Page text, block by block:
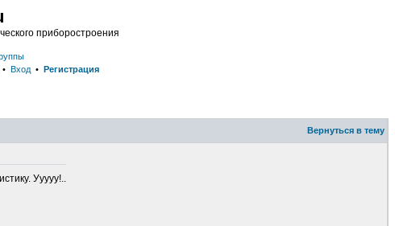
приборостроения
• Вход • Регистрация
Вернуться в тему
Ууууу!..